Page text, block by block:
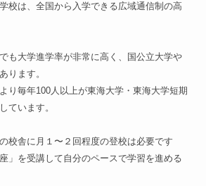
校は、全国から入学できる広域通信制の高
も大学進学率が非常に高く、国公立大学や
ります。
り毎年100人以上が東海大学・東海大学短期
ています。
校舎に月１〜２回程度の登校は必要です
」を受講して自分のペースで学習を進める